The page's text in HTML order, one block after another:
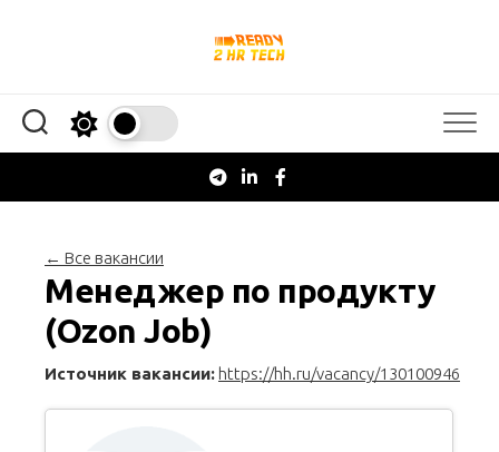
← Все вакансии
Менеджер по продукту
(Ozon Job)
Источник вакансии: https://hh.ru/vacancy/130100946